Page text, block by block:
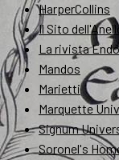
HarperCollins
Il Sito
La rivista
Mandos
Marietti
Marquette
Signum
Soronel's